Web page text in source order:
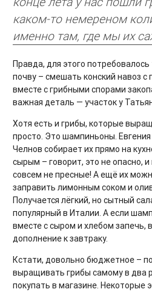
каком-то немереном
именно там, где мы их
Правда, для этого
почву – смешать конский навоз
вместе с грибными спорами
важная деталь — участок у
Хотя есть и грибы, которые
просто. Это шампиньоны.
Челнов собирает их прямо на
сырым – говорит, это не опасно,
совсем не пресные! А ещё их
заправить лимонным соком и
Получается лёгкий, но сытный
популярный в Италии. А если
вместе с сыром и хлебом запечь,
дополнение к завтраку.
Кстати, довольно бюджетное –
выращивать грибы самому в два
покупать в магазине. Некоторые